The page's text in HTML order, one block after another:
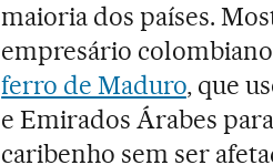
maioria dos países.
empresário colombiano
ferro de Maduro, que
e Emirados Árabes
caribenho sem ser